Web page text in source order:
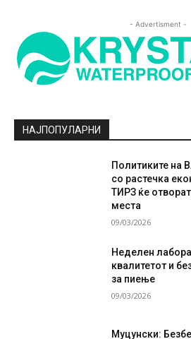
- Advertisment -
НАЈПОПУЛАРНИ
Политиките на
со растечка
ТИРЗ ќе
места
09/03/2026
Неделен
квалитетот и
за пиење
09/03/2026
Муцунски: